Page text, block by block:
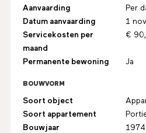
Aanvaarding
Per
Datum aanvaarding
1
Servicekosten per
maand
€
Permanente bewoning Ja
BOUWVORM
Soort object
Soort appartement
Bouwjaar
1974